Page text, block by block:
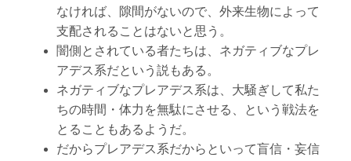
なければ、隙間がないので、外来生物によって
支配されることはないと思う。
闇側とされている者たちは、ネガティブなプレ
アデス系だという説もある。
ネガティブなプレアデス系は、大騒ぎして私た
ちの時間・体力を無駄にさせる、という戦法を
とることもあるようだ。
だからプレアデス系だからといって盲信・妄信